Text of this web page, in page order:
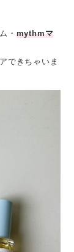
・ mythmマ
できちゃいま